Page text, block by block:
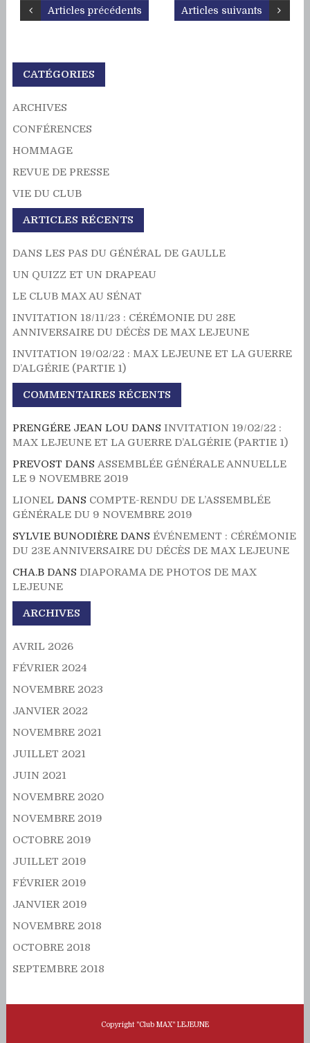
Articles suivants
Articles précédents
CATÉGORIES
ARCHIVES
CONFÉRENCES
HOMMAGE
REVUE DE PRESSE
VIE DU CLUB
ARTICLES RÉCENTS
DANS LES PAS DU GÉNÉRAL DE GAULLE
UN QUIZZ ET UN DRAPEAU
LE CLUB MAX AU SÉNAT
INVITATION 18/11/23 : CÉRÉMONIE DU 28E
ANNIVERSAIRE DU DÉCÈS DE MAX LEJEUNE
INVITATION 19/02/22 : MAX LEJEUNE ET LA GUERRE
D’ALGÉRIE (PARTIE 1)
COMMENTAIRES RÉCENTS
PRENGÉRE JEAN LOUDANS INVITATION 19/02/22 :
MAX LEJEUNE ET LA GUERRE D’ALGÉRIE (PARTIE 1)
PREVOST DANS ASSEMBLÉE GÉNÉRALE ANNUELLE
LE 9 NOVEMBRE 2019
LIONEL DANS COMPTE-RENDU DE L’ASSEMBLÉE
GÉNÉRALE DU 9 NOVEMBRE 2019
SYLVIE BUNODIÈREDANS ÉVÉNEMENT : CÉRÉMONIE
DU 23E ANNIVERSAIRE DU DÉCÈS DE MAX LEJEUNE
CHA.BDANS DIAPORAMA DE PHOTOS DE MAX
LEJEUNE
ARCHIVES
AVRIL 2026
FÉVRIER 2024
NOVEMBRE 2023
JANVIER 2022
NOVEMBRE 2021
JUILLET 2021
JUIN 2021
NOVEMBRE 2020
NOVEMBRE 2019
OCTOBRE 2019
JUILLET 2019
FÉVRIER 2019
JANVIER 2019
NOVEMBRE 2018
OCTOBRE 2018
SEPTEMBRE 2018
Copyright "Club MAX" LEJEUNE